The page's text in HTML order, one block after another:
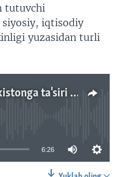
tutuvchi
siyosiy, iqtisodiy
yuzasidan turli
Alisher Usmonovning O'zbekistonga ta'siri qanchalik?
available
6:26